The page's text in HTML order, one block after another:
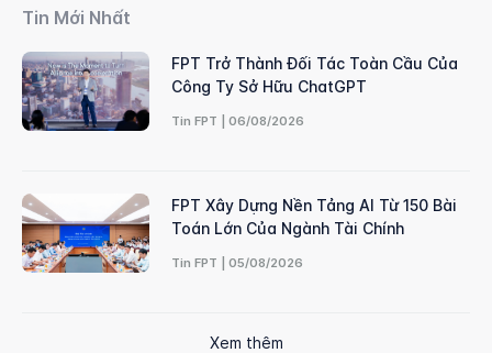
Tin Mới Nhất
FPT Trở Thành Đối Tác Toàn Cầu Của
Công Ty Sở Hữu ChatGPT
Tin FPT | 06/08/2026
FPT Xây Dựng Nền Tảng AI Từ 150 Bài
Toán Lớn Của Ngành Tài Chính
Tin FPT | 05/08/2026
Xem thêm